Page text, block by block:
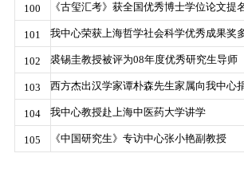
100 《古玺汇考》获全国优秀博士学位论文提
101 我中心荣获上海哲学社会科学优秀成果奖
102 裘锡圭教授被评为08年度优秀研究生导师
103 西方杰出汉学家谭朴森先生家属向我中心
104 我中心教授赴上海中医药大学讲学
105 《中国研究生》专访中心张小艳副教授